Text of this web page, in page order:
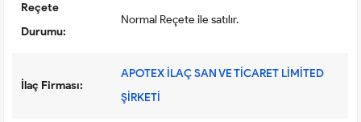
Reçete
Durumu:
Normal Reçete ile satılır.
İlaç Firması:
APOTEX İLAÇ SAN VE TİCARET LİMİTED
ŞİRKETİ